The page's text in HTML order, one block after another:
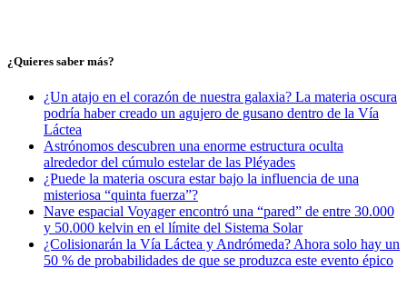
¿Quieres saber más?
¿Un atajo en el corazón de nuestra galaxia? La materia oscura
podría haber creado un agujero de gusano dentro de la Vía
Láctea
Astrónomos descubren una enorme estructura oculta
alrededor del cúmulo estelar de las Pléyades
¿Puede la materia oscura estar bajo la influencia de una
misteriosa “quinta fuerza”?
Nave espacial Voyager encontró una “pared” de entre 30.000
y 50.000 kelvin en el límite del Sistema Solar
¿Colisionarán la Vía Láctea y Andrómeda? Ahora solo hay un
50 % de probabilidades de que se produzca este evento épico